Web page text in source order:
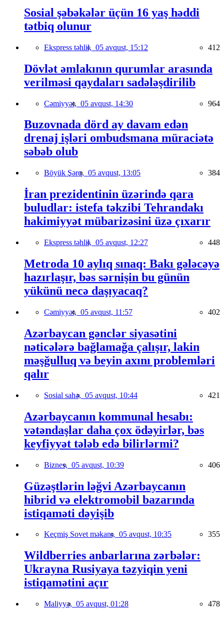
Sosial şəbəkələr üçün 16 yaş həddi
tətbiq olunur
Ekspress təhlil, 05 avqust, 15:12 412
Dövlət əmlakının qurumlar arasında
verilməsi qaydaları sadələşdirilib
Cəmiyyət, 05 avqust, 14:30 964
Buzovnada dörd ay davam edən
drenaj işləri ombudsmana müraciətə
səbəb olub
Böyük Şərq, 05 avqust, 13:05 384
İran prezidentinin üzərində qara
buludlar: istefa təkzibi Tehrandakı
hakimiyyət mübarizəsini üzə çıxarır
Ekspress təhlil, 05 avqust, 12:27 448
Metroda 10 aylıq sınaq: Bakı gələcəyə
hazırlaşır, bəs sərnişin bu günün
yükünü necə daşıyacaq?
Cəmiyyət, 05 avqust, 11:57 402
Azərbaycan gənclər siyasətini
nəticələrə bağlamağa çalışır, lakin
məşğulluq və beyin axını problemləri
qalır
Sosial sahə, 05 avqust, 10:44 421
Azərbaycanın kommunal hesabı:
vətəndaşlar daha çox ödəyirlər, bəs
keyfiyyət tələb edə bilirlərmi?
Biznes, 05 avqust, 10:39 406
Güzəştlərin ləğvi Azərbaycanın
hibrid və elektromobil bazarında
istiqaməti dəyişib
Keçmiş Sovet məkanı, 05 avqust, 10:35 355
Wildberries anbarlarına zərbələr:
Ukrayna Rusiyaya təzyiqin yeni
istiqamətini açır
Maliyyə, 05 avqust, 01:28 478